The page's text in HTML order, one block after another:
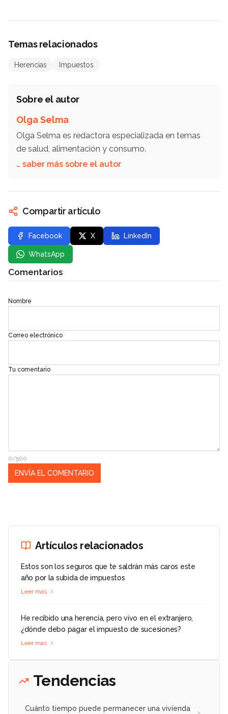
Temas relacionados
Herencias Impuestos
Sobre el autor
Olga Selma
Olga Selma es redactora especializada en temas
de salud, alimentación y consumo.
… saber más sobre el autor
Compartir artículo
Facebook X LinkedIn
WhatsApp
Comentarios
Nombre
Correo electrónico
Tu comentario
0/500
Artículos relacionados
Estos son los seguros que te saldrán más caros este
año por la subida de impuestos
Leer más
He recibido una herencia, pero vivo en el extranjero,
¿dónde debo pagar el impuesto de sucesiones?
Leer más
Tendencias
Cuánto tiempo puede permanecer una vivienda